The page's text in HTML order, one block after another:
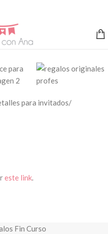
para invitados/
este link.
Fin Curso